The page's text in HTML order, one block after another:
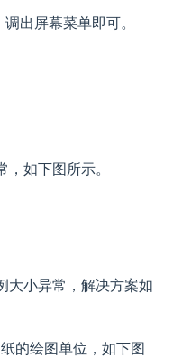
出屏幕菜单即可。
如下图所示。
大小异常，解决方案如
的绘图单位，如下图